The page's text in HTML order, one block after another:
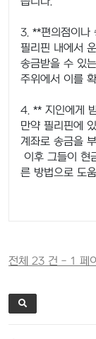
3. **편의점이나
필리핀 내에서
송금받을 수 있
주위에서 이를
4. ** 지인에게
만약 필리핀에
계좌로 송금을
이후 그들이 현
른 방법으로 도
전체 23 건 - 1 페